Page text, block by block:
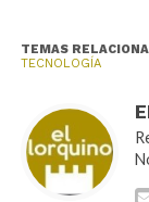
TEMAS
TECNOLOGÍA